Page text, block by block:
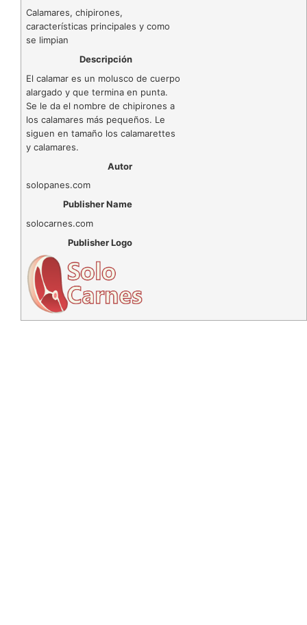
Calamares, chipirones,
características principales y como
se limpian
Descripción
El calamar es un molusco de cuerpo
alargado y que termina en punta.
Se le da el nombre de chipirones a
los calamares más pequeños. Le
siguen en tamaño los calamarettes
y calamares.
Autor
solopanes.com
Publisher Name
solocarnes.com
Publisher Logo